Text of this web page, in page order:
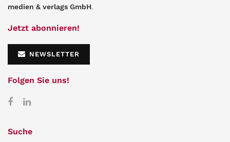
medien & verlags GmbH.
Jetzt abonnieren!
NEWSLETTER
Folgen Sie uns!
Suche